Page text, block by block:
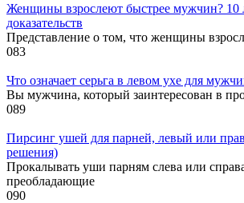
Женщины взрослеют быстрее мужчин? 10
доказательств
Представление о том, что женщины
083
Что означает серьга в левом ухе для
Вы мужчина, который заинтересован в
089
Пирсинг ушей для парней, левый или
решения)
Прокалывать уши парням слева или
преобладающие
090